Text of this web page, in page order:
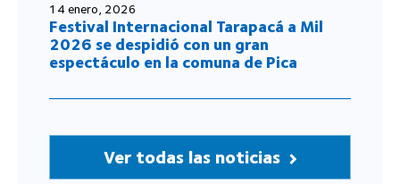
14 enero, 2026
Festival Internacional Tarapacá a Mil
2026 se despidió con un gran
espectáculo en la comuna de Pica
Ver todas las noticias